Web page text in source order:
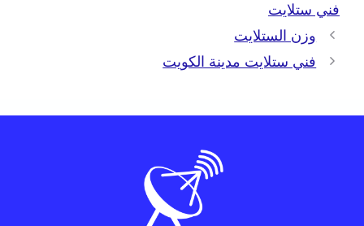
فني ستلايت
وزن الستلايت
فني ستلايت مدينة الكويت